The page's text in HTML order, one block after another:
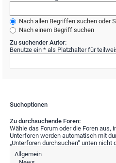
Nach allen Begriffen suchen oder
Nach einem Begriff suchen
Zu suchender Autor:
Benutze ein * als Platzhalter für
Suchoptionen
Zu durchsuchende Foren:
Wähle das Forum oder die Foren aus,
Unterforen werden automatisch mit
„Unterforen durchsuchen“ unten nicht